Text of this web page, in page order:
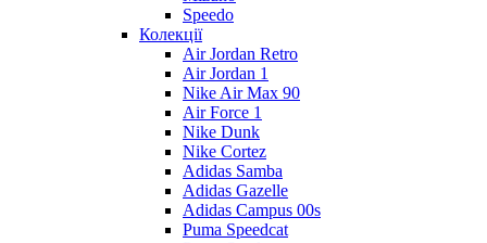
Speedo
Колекції
Air Jordan Retro
Air Jordan 1
Nike Air Max 90
Air Force 1
Nike Dunk
Nike Cortez
Adidas Samba
Adidas Gazelle
Adidas Campus 00s
Puma Speedcat